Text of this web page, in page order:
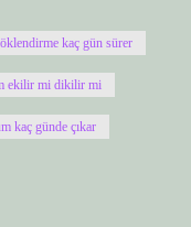
kaç gün sürer
ekilir mi dikilir mi
kaç günde çıkar